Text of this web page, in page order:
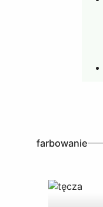
farbowanie